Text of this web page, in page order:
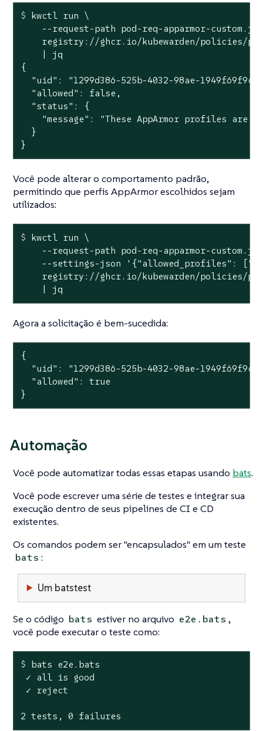
$ kwctl run \
--request-path pod-req-apparmor-
registry://ghcr.io/kubewarden/policies/
    | jq
{
"uid": "1299d386-525b-4032-98ae-
  "allowed": false,
  "status": {
"message": "These AppArmor profiles are
  }
}
Você pode alterar o comportamento padrão,
permitindo que perfis AppArmor escolhidos sejam
utilizados:
$ kwctl run \
--request-path pod-req-apparmor-
--settings-json '{"allowed_profiles":
registry://ghcr.io/kubewarden/policies/
    | jq
Agora a solicitação é bem-sucedida:
{
"uid": "1299d386-525b-4032-98ae-
  "allowed": true
}
Automação
Você pode automatizar todas essas etapas usando bats.
Você pode escrever uma série de testes e integrar sua
execução dentro de seus pipelines de CI e CD
existentes.
Os comandos podem ser "encapsulados" em um teste
bats :
Um batstest
Se o código bats estiver no arquivo e2e.bats ,
você pode executar o teste como:
$ bats e2e.bats
✓ all is good
✓ reject
2 tests, 0 failures